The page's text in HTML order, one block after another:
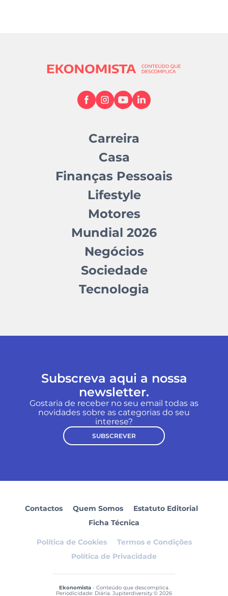
Carreira
Casa
Finanças Pessoais
Lifestyle
Motores
Mundial 2026
Negócios
Sociedade
Tecnologia
Subscreva aqui a nossa
newsletter.
Gostaria de receber no seu email todas as
novidades sobre as categorias do seu
interese?
SUBSCREVER
Contactos Quem Somos
Estatuto Editorial
Ficha Técnica
Política de Cookies
Termos e Condições
Política de Privacidade
Ekonomista- Conteúdo que descomplica.
Periodicidade: Diária. Jupiterdiversity © 2026